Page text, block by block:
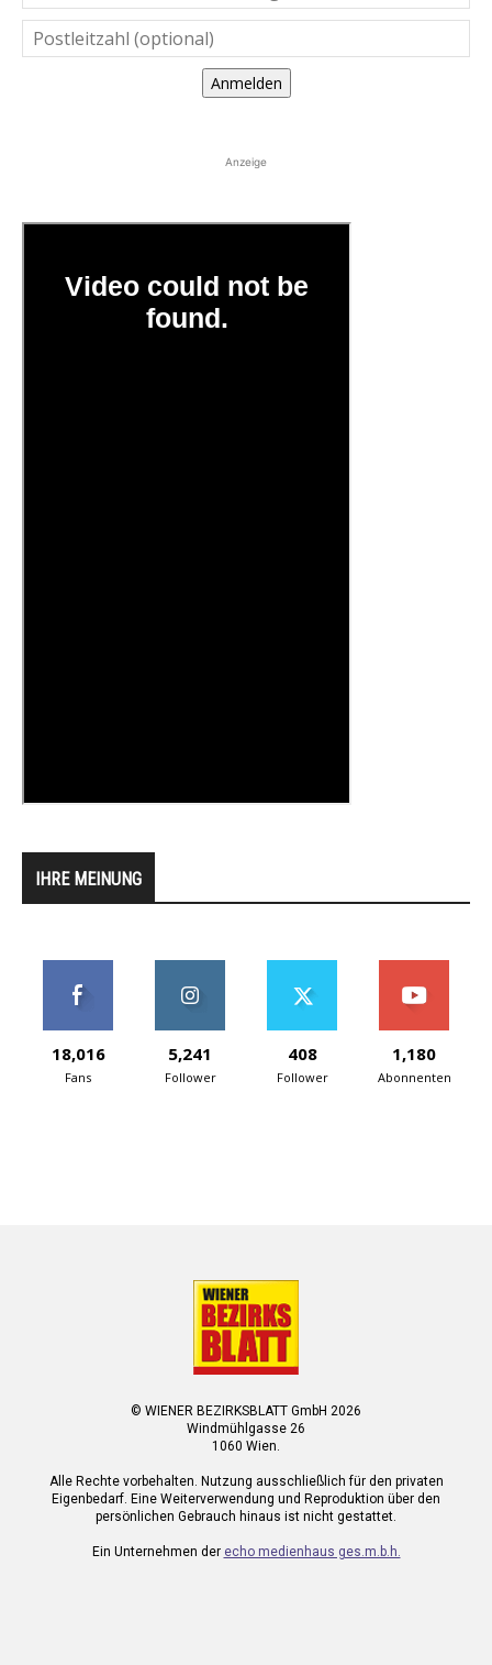
Anmelden
Anzeige
IHRE MEINUNG
18,016
Fans
5,241
Follower
408
Follower
1,180
Abonnenten
© WIENER BEZIRKSBLATT GmbH 2026
Windmühlgasse 26
1060 Wien.
Alle Rechte vorbehalten. Nutzung ausschließlich für den privaten
Eigenbedarf. Eine Weiterverwendung und Reproduktion über den
persönlichen Gebrauch hinaus ist nicht gestattet.
Ein Unternehmen der echo medienhaus ges.m.b.h.